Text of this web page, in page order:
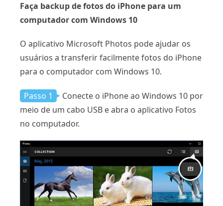
Faça backup de fotos do iPhone para um
computador com Windows 10
O aplicativo Microsoft Photos pode ajudar os
usuários a transferir facilmente fotos do iPhone
para o computador com Windows 10.
Passo 1
Conecte o iPhone ao Windows 10 por
meio de um cabo USB e abra o aplicativo Fotos
no computador.